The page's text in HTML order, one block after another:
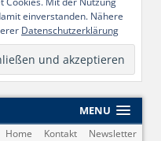
einverstanden. Nähere
Datenschutzerklärung
MENU
Home Kontakt Newsletter